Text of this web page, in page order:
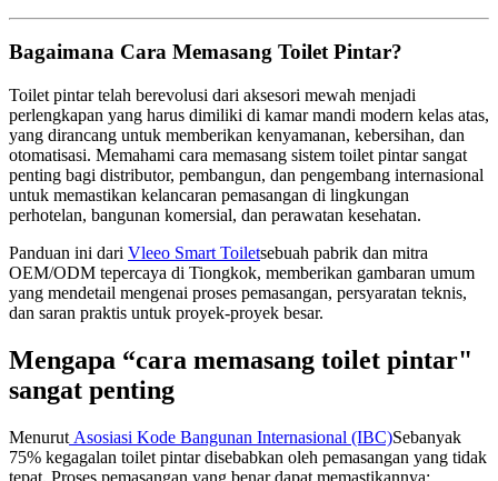
Bagaimana Cara Memasang Toilet Pintar?
Toilet pintar telah berevolusi dari aksesori mewah menjadi
perlengkapan yang harus dimiliki di kamar mandi modern kelas atas,
yang dirancang untuk memberikan kenyamanan, kebersihan, dan
otomatisasi. Memahami cara memasang sistem toilet pintar sangat
penting bagi distributor, pembangun, dan pengembang internasional
untuk memastikan kelancaran pemasangan di lingkungan
perhotelan, bangunan komersial, dan perawatan kesehatan.
Panduan ini dari Vleeo Smart Toiletsebuah pabrik dan mitra
OEM/ODM tepercaya di Tiongkok, memberikan gambaran umum
yang mendetail mengenai proses pemasangan, persyaratan teknis,
dan saran praktis untuk proyek-proyek besar.
Mengapa “cara memasang toilet pintar"
sangat penting
Menurut Asosiasi Kode Bangunan Internasional (IBC)Sebanyak
75% kegagalan toilet pintar disebabkan oleh pemasangan yang tidak
tepat. Proses pemasangan yang benar dapat memastikannya: